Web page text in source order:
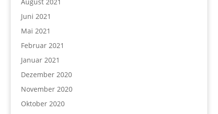
Juni 2021
Mai 2021
Februar 2021
Januar 2021
Dezember 2020
November 2020
Oktober 2020